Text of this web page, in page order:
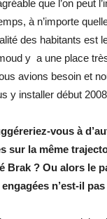
que l’on peut
à n’importe
des habitants est
y a une place
avions besoin et
y installer début
vous à
sur la même
Brak ? Ou alors le
n’est-il